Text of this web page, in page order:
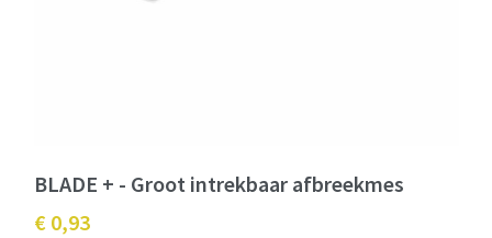
BLADE + - Groot intrekbaar afbreekmes
€ 0,93